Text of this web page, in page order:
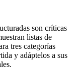
son críticas
listas de
tres categorías
y adáptelos a sus